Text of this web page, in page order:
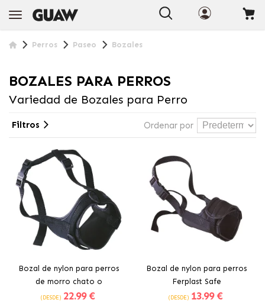
Perros Paseo Bozales
BOZALES PARA PERROS
Variedad de Bozales para Perro
Ordenar por
Filtros
Bozal de nylon para perros
de morro chato o
braquicéfalos Ferplast Safe
(DESDE) 22.99 €
Bozal de nylon para perros
Ferplast Safe
(DESDE) 13.99 €